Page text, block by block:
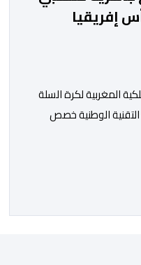
المغربية لكرة السلة
التقنية الوطنية خصص
كل […]